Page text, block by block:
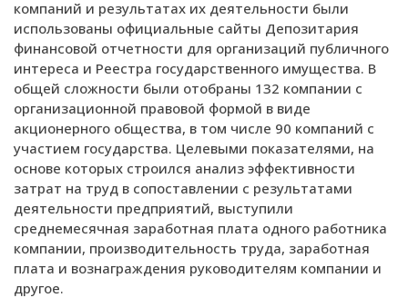
компаний и результатах их деятельности были
использованы официальные сайты Депозитария
финансовой отчетности для организаций публичного
интереса и Реестра государственного имущества. В
общей сложности были отобраны 132 компании с
организационной правовой формой в виде
акционерного общества, в том числе 90 компаний с
участием государства. Целевыми показателями, на
основе которых строился анализ эффективности
затрат на труд в сопоставлении с результатами
деятельности предприятий, выступили
среднемесячная заработная плата одного работника
компании, производительность труда, заработная
плата и вознаграждения руководителям компании и
другое.